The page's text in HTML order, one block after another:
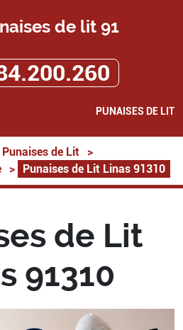
de lit 91
PUNAISES DE LIT
Punaises de Lit
>
> Punaises de Lit Linas 91310
de Lit
91310